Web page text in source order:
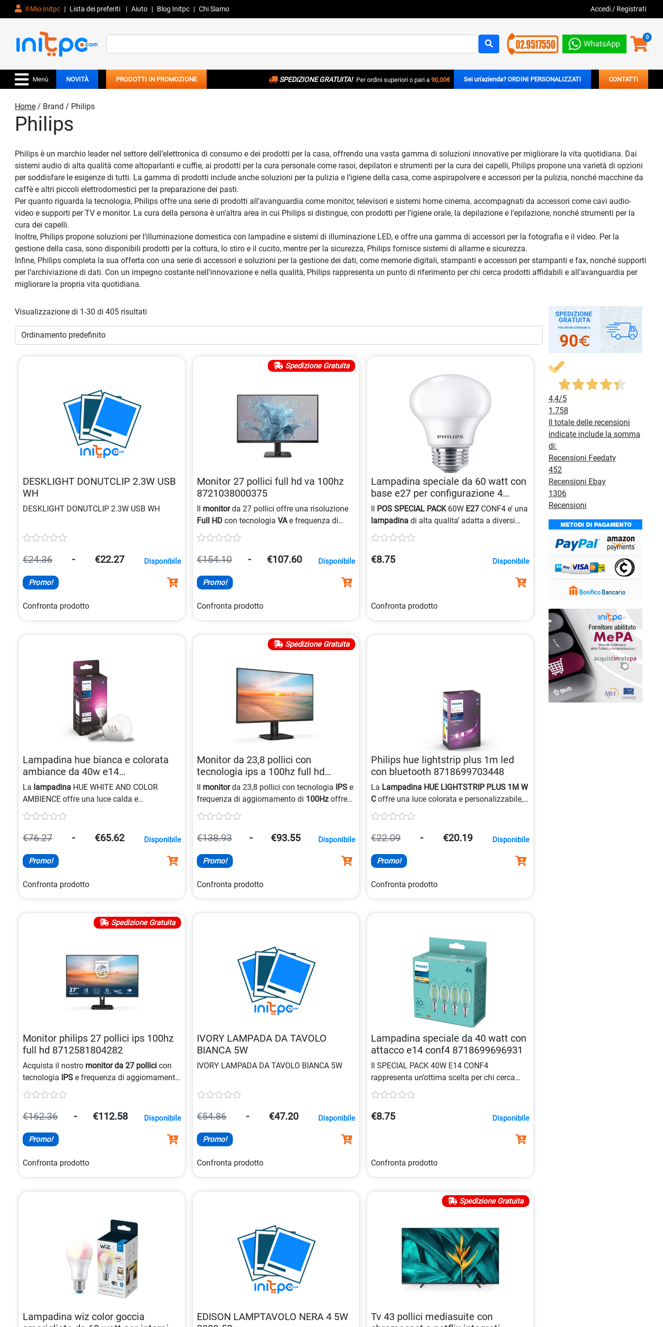
Il Mio Initpc | Lista dei preferiti | Aiuto | Blog Initpc | Chi Siamo Accedi / Registrati
for:
0
Menù NOVITÀ PRODOTTI IN PROMOZIONE SPEDIZIONE GRATUITA! Per ordini superiori o pari a 90,00€ Sei un'azienda? ORDINI PERSONALIZZATI CONTATTI
Home / Brand / Philips
Philips
Philips è un marchio leader nel settore dell’elettronica di consumo e dei prodotti per la casa, offrendo una vasta gamma di soluzioni innovative per migliorare la vita quotidiana. Dai
sistemi audio di alta qualità come altoparlanti e cuffie, ai prodotti per la cura personale come rasoi, depilatori e strumenti per la cura dei capelli, Philips propone una varietà di opzioni
per soddisfare le esigenze di tutti. La gamma di prodotti include anche soluzioni per la pulizia e l’igiene della casa, come aspirapolvere e accessori per la pulizia, nonché macchine da
caffè e altri piccoli elettrodomestici per la preparazione dei pasti.
Per quanto riguarda la tecnologia, Philips offre una serie di prodotti all’avanguardia come monitor, televisori e sistemi home cinema, accompagnati da accessori come cavi audio-
video e supporti per TV e monitor. La cura della persona è un’altra area in cui Philips si distingue, con prodotti per l’igiene orale, la depilazione e l’epilazione, nonché strumenti per la
cura dei capelli.
Inoltre, Philips propone soluzioni per l’illuminazione domestica con lampadine e sistemi di illuminazione LED, e offre una gamma di accessori per la fotografia e il video. Per la
gestione della casa, sono disponibili prodotti per la cottura, lo stiro e il cucito, mentre per la sicurezza, Philips fornisce sistemi di allarme e sicurezza.
Infine, Philips completa la sua offerta con una serie di accessori e soluzioni per la gestione dei dati, come memorie digitali, stampanti e accessori per stampanti e fax, nonché supporti
per l’archiviazione di dati. Con un impegno costante nell’innovazione e nella qualità, Philips rappresenta un punto di riferimento per chi cerca prodotti affidabili e all’avanguardia per
migliorare la propria vita quotidiana.
Visualizzazione di 1-30 di 405 risultati
DESKLIGHT DONUTCLIP 2.3W USB
WH
DESKLIGHT DONUTCLIP 2.3W USB WH
€24.36 - €22.27 Disponibile
Promo!
Confronta prodotto
Spedizione Gratuita
Monitor 27 pollici full hd va 100hz
8721038000375
Il monitorda 27 pollici offre una risoluzione
Full HD con tecnologiaVAe frequenza di
aggiornamento
visiva fluida.
€154.10 - €107.60 Disponibile
Promo!
Confronta prodotto
Lampadina speciale da 60 watt con
base e27 per configurazione 4
8718699774639
Il POS SPECIAL PACK60W E27 CONF4 e’ una
lampadina di alta qualita’ adatta a diversi
ambienti.
€8.75 Disponibile
Confronta prodotto
Lampadina hue bianca e colorata
ambiance da 40w e14
8719514491229
La lampadina HUE WHITE AND COLOR
AMBIENCE offre una luce calda e
accogliente, con tecnologia a
risparmio energetico. La sua forma a
la rende adatta a vari tipi di applicazioni, con
€76.27 - €65.62 Disponibile
Promo!
Confronta prodotto
Spedizione Gratuita
Monitor da 23,8 pollici con
tecnologia ips a 100hz full hd
8712581804244
Il monitorda 23,8 pollici con tecnologia IPS e
frequenza di aggiornamento di 100Hz offre
immagini fluide e nitide. La modalità
LowBlueprotegge gli occhi, mentre la
tecnologia
garantisce colori precisi e
€138.93 - €93.55 Disponibile
Promo!
Confronta prodotto
Philips hue lightstrip plus 1m led
con bluetooth 8718699703448
La Lampadina HUE LIGHTSTRIP PLUS 1M W
Coffre una luce colorata e personalizzabile,
con controllo vocale o tramite app.
Estensibile fino a 10 metri, è compatibile con
il Bridge Hue per sbloccare tutte le
funzionalità di illuminazione intelligente.
€22.09 - €20.19 Disponibile
Promo!
Confronta prodotto
Spedizione Gratuita
Monitor philips 27 pollici ips 100hz
full hd 8712581804282
Acquista il nostro monitor da 27 pollici con
tecnologia IPS e frequenza di aggiornamento
di
100 Hz
per immagini fluide. Ideale per
gaming e applicazioni professionali, offre
una risoluzione
Full HD e angoli di visione
€162.36 - €112.58 Disponibile
Promo!
Confronta prodotto
IVORY LAMPADA DA TAVOLO
BIANCA 5W
IVORY LAMPADA DA TAVOLO BIANCA 5W
€54.86 - €47.20 Disponibile
Promo!
Confronta prodotto
Lampadina speciale da 40 watt con
attacco e14 conf4 8718699696931
Il SPECIAL PACK 40W E14 CONF4
rappresenta un’ottima scelta per chi cerca
una soluzione efficiente e pratica. Questo
pacchetto di
40 watt con attacco
offre prestazioni
€8.75 Disponibile
Confronta prodotto
Lampadina wiz color goccia
EDISON LAMPTAVOLO NERA 4 5W
Spedizione Gratuita
Tv 43 pollici mediasuite con
4,4/5
1.758
Il totale delle recensioni
indicate include la somma
di:
Recensioni Feedaty
452
Recensioni Ebay
1306
Recensioni